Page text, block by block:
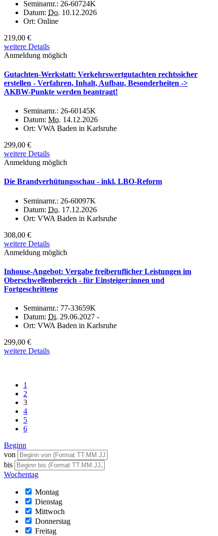
Seminarnr.: 26-60724K
Datum: Do. 10.12.2026
Ort: Online
219,00 €
weitere Details
Anmeldung möglich
Gutachten-Werkstatt: Verkehrswertgutachten rechtssicher
erstellen - Verfahren, Inhalt, Aufbau, Besonderheiten ->
AKBW-Punkte werden beantragt!
Seminarnr.: 26-60145K
Datum: Mo. 14.12.2026
Ort: VWA Baden in Karlsruhe
299,00 €
weitere Details
Anmeldung möglich
Die Brandverhütungsschau - inkl. LBO-Reform
Seminarnr.: 26-60097K
Datum: Do. 17.12.2026
Ort: VWA Baden in Karlsruhe
308,00 €
weitere Details
Anmeldung möglich
Inhouse-Angebot: Vergabe freiberuflicher Leistungen im
Oberschwellenbereich - für Einsteiger:innen und
Fortgeschrittene
Seminarnr.: 77-33659K
Datum: Di. 29.06.2027 -
Ort: VWA Baden in Karlsruhe
299,00 €
weitere Details
1
2
3
4
5
6
Beginn
von
bis
Wochentag
Montag
Dienstag
Mittwoch
Donnerstag
Freitag